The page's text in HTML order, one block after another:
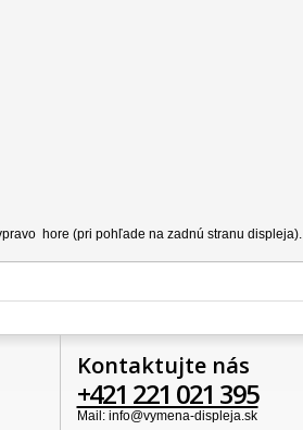
hore (pri pohľade na zadnú stranu displeja).
Kontaktujte nás
+421 221 021 395
Mail: info@vymena-displeja.sk